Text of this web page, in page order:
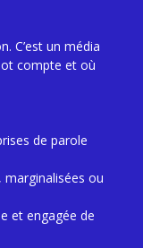
C’est un média
compte et où
de parole
ou
et engagée de